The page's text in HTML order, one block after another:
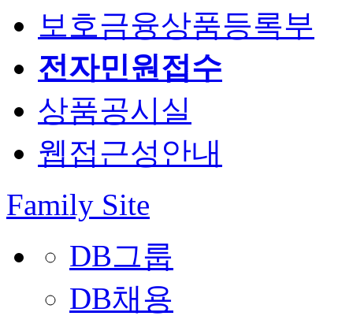
보호금융상품등록부
전자민원접수
상품공시실
웹접근성안내
Family Site
DB그룹
DB채용